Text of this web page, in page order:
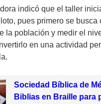
indicó que el taller
pues primero se busca
la población y medir el
en una actividad
Sociedad Bíblica de
Biblias en Braille para